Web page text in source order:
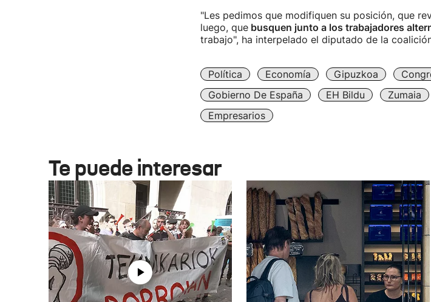
"Les pedimos que modifiquen su posición, que
luego, quebusquen junto a los trabajadores
trabajo", ha interpelado el diputado de la
Política Economía Gipuzkoa
Gobierno De España
EH Bildu Zumaia
Empresarios
Te puede interesar